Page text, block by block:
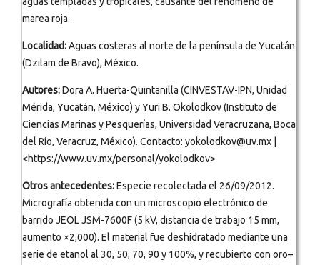
marea roja.
Localidad:Aguas costeras al norte de la península de Yucatán
(Dzilam de Bravo), México.
Autores:Dora A. Huerta-Quintanilla (CINVESTAV-IPN, Unidad
Mérida, Yucatán, México) y Yuri B. Okolodkov (Instituto de
Ciencias Marinas y Pesquerías, Universidad Veracruzana, Boca
del Río, Veracruz, México). Contacto: yokolodkov@uv.mx |
<https://www.uv.mx/personal/yokolodkov>
Otros antecedentes:Especie recolectada el 26/09/2012.
Micrografía obtenida con un microscopio electrónico de
barrido JEOL JSM-7600F (5 kV, distancia de trabajo 15 mm,
aumento ×2,000). El material fue deshidratado mediante una
serie de etanol al 30, 50, 70, 90 y 100%, y recubierto con oro–